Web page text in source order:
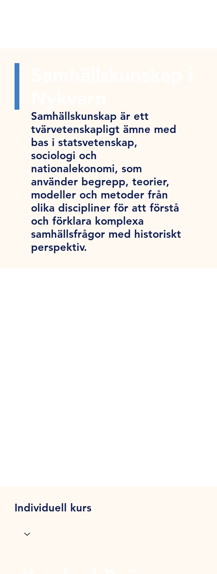
Samhällskunskap är ett
tvärvetenskapligt ämne med
bas i statsvetenskap,
sociologi och
nationalekonomi, som
använder begrepp, teorier,
modeller och metoder från
olika discipliner för att förstå
och förklara komplexa
samhällsfrågor med historiskt
perspektiv.
Individuell kurs